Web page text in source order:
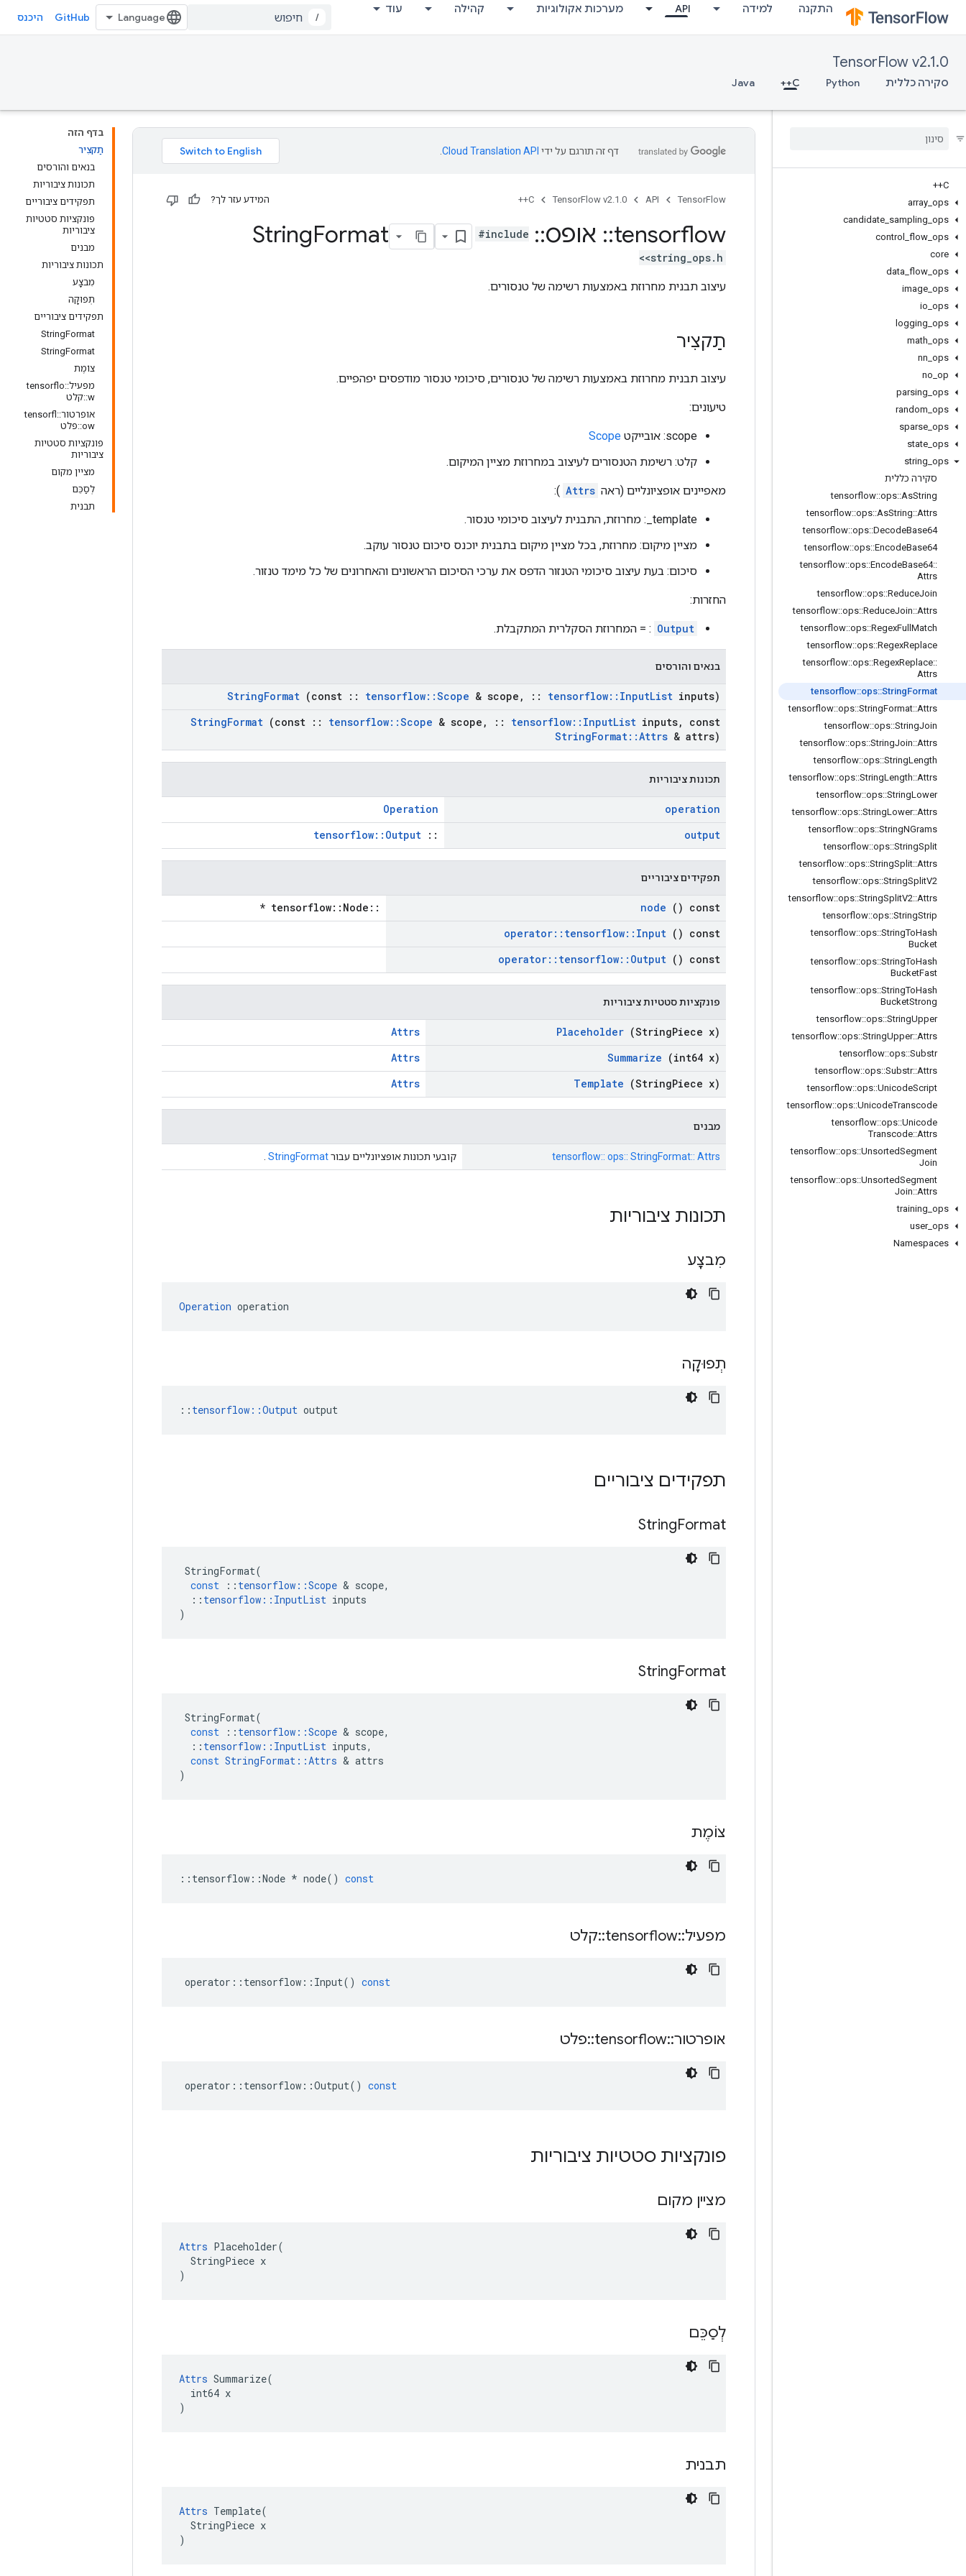
התקנה למידה API מערכות אקולוגיות קהילה עוד
/
GitHub היכנס
TensorFlow v2.1.0
סקירה כללית Python
C++
Java
C++
array ops
candidate sampling ops
control
flow ops
core
data flow ops
image ops
io ops
logging ops
math ops
nn ops
no op
parsing ops
random ops
sparse ops
state ops
string ops
סקירה כללית
tensorflow::ops::AsString
tensorflow::ops::AsString::Attrs
tensorflow::ops::DecodeBase64
tensorflow::ops::EncodeBase64
tensorflow::ops::EncodeBase64::
Attrs
tensorflow::ops::ReduceJoin
tensorflow::ops::ReduceJoin::Attrs
tensorflow::ops::RegexFull Match
tensorflow::ops::RegexReplace
tensorflow::ops::RegexReplace::
Attrs
tensorflow::ops::StringFormat
tensorflow::ops::StringFormat::Attrs
tensorflow::ops::StringJoin
tensorflow::ops::StringJoin::Attrs
tensorflow::ops::StringLength
tensorflow::ops::StringLength::Attrs
tensorflow::ops::StringLower
tensorflow::ops::StringLower::Attrs
tensorflow::ops::StringNGrams
tensorflow::ops::StringSplit
tensorflow::ops::StringSplit::Attrs
tensorflow::ops::StringSplitV2
tensorflow::ops::StringSplitV2::Attrs
tensorflow::ops::StringStrip
tensorflow::ops::StringToHash
Bucket
tensorflow::ops::StringToHash
BucketFast
tensorflow::ops::StringToHash
BucketStrong
tensorflow::ops::StringUpper
tensorflow::ops::StringUpper::Attrs
tensorflow::ops::Substr
tensorflow::ops::Substr::Attrs
tensorflow::ops::UnicodeScript
tensorflow::ops::UnicodeTranscode
tensorflow::ops::Unicode
Transcode::Attrs
tensorflow::ops::UnsortedSegment
Join
tensorflow::ops::UnsortedSegment
Join::Attrs
training ops
user_ ops
Namespaces
בדף הזה
תַקצִיר
בנאים והורסים
תכונות ציבוריות
תפקידים ציבוריים
פונקציות סטטיות
ציבוריות
מבנים
תכונות ציבוריות
מִבצָע
תְפוּקָה
תפקידים ציבוריים
StringFormat
StringFormat
צוֹמֶת
מפעיל::tensorflo
w::קלט
אופרטור::tensorfl
ow::פלט
פונקציות סטטיות
ציבוריות
מציין מקום
לְסַכֵּם
תבנית
דף זה תורגם על ידי Cloud Translation API
TensorFlow
API
TensorFlow v2.1.0
C++ המידע עזר לך?
tensorflow
:: אופס::
Format
#include
<string_ops.h>
עיצוב תבנית מחרוזת באמצעות רשימה של טנסורים.
תַקצִיר
עיצוב תבנית מחרוזת באמצעות רשימה של טנסורים, סיכומי טנסור מודפסים יפהפיים.
טיעונים:
scope: אובייקט
Scope
קלט: רשימת הטנסורים לעיצוב במחרוזת מציין המיקום.
מאפיינים אופציונליים (ראה Attrs
):
template_: מחרוזת, התבנית לעיצוב סיכומי טנסור.
מציין מיקום: מחרוזת, בכל מציין מיקום בתבנית יוכנס סיכום טנסור עוקב.
סיכום: בעת עיצוב סיכומי הטנזור הדפס את ערכי הסיכום הראשונים והאחרונים של כל מימד טנזור.
החזרות:
Output : = המחרוזת הסקלרית המתקבלת.
בנאים והורסים
StringFormat (const :: tensorflow::Scope & scope , :: tensorflow:: InputList inputs)
StringFormat (const :: tensorflow::Scope & scope , :: tensorflow:: InputList inputs,
const
StringFormat::Attrs & attrs)
תכונות ציבוריות
operation
Operation
output
::
tensorflow::Output
תפקידים ציבוריים
node () const
::tensorflow::Node *
operator:: tensorflow:: Input () const
operator:: tensorflow:: Output () const
פונקציות סטטיות ציבוריות
Placeholder (StringPiece x)
Attrs
Summarize (int64 x)
Attrs
Template (StringPiece x)
Attrs
מבנים
tensorflow:: ops:: StringFormat:: Attrs קובעי תכונות אופציונליים עבורStringFormat
תכונות ציבוריות
מִבצָע
Operation operation
תְפוּקָה
:: tensorflow::Output output
תפקידים ציבוריים
StringFormat
StringFormat(
const
:: tensorflow ::Scope & scope,
:: tensorflow :: InputList inputs
)
StringFormat
StringFormat(
const
:: tensorflow ::Scope & scope,
:: tensorflow :: InputList inputs,
const StringFormat ::Attrs & attrs
)
צוֹמֶת
:: tensorflow ::Node * node() const
מפעיל::
tensorflow
::קלט
operator :: tensorflow :: Input() const
אופרטור::
tensorflow
::פלט
operator :: tensorflow ::Output() const
פונקציות סטטיות ציבוריות
מציין מקום
Attrs Placeholder(
  StringPiece x
)
לְסַכֵּם
Attrs Summarize(
  int64 x
)
תבנית
Attrs Template(
  StringPiece x
)